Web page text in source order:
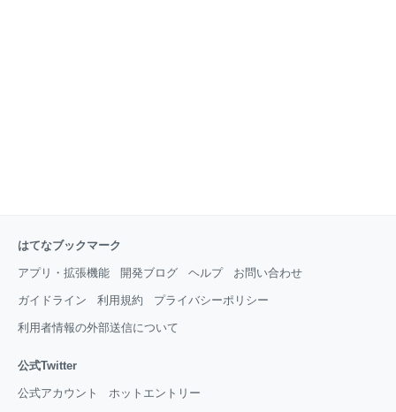
はてなブックマーク
アプリ・拡張機能 開発ブログ ヘルプ お問い合わせ
ガイドライン 利用規約 プライバシーポリシー
利用者情報の外部送信について
公式Twitter
公式アカウント ホットエントリー